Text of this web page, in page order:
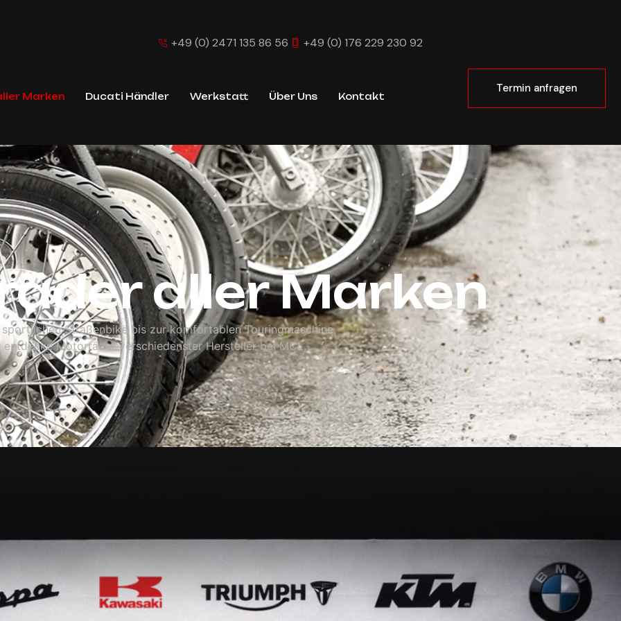
+49 (0) 2471 135 86 56 +49 (0) 176 229 230 92
Marken Ducati Händler Werkstatt Über Uns Kontakt
Termin anfragen
Marken
aller Marken
Straßenbike bis zur komfortablen Touringmaschine,
entdecke Motorräder verschiedenster Hersteller bei MCL.